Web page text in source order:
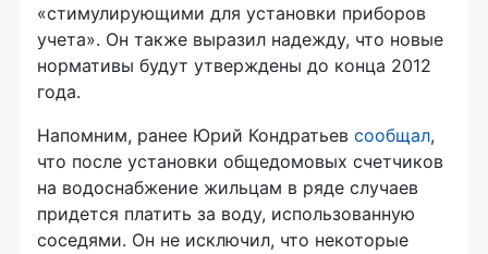
«стимулирующими для установки приборов
учета». Он также выразил надежду, что новые
нормативы будут утверждены до конца 2012
года.
Напомним, ранее Юрий Кондратьев сообщал,
что после установки общедомовых счетчиков
на водоснабжение жильцам в ряде случаев
придется платить за воду, использованную
соседями. Он не исключил, что некоторые